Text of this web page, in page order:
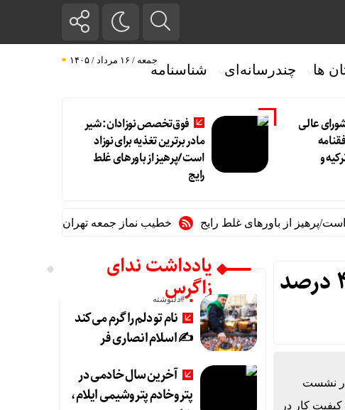
ها چندرسانه‌ای شناسنامه
جمعه / ۱۶ مرداد / ۱۴۰۵
عالی
و
فوق‌تخصص نوزادان: شیر
مادر برترین تغذیه برای نوزاد
است/پرهیز از باورهای غلط
رایج
از باورهای غلط رایج خطیب نماز جمعه تهران:در «جنگ اخیر»
معاون قوه قضاییه: میانگین کشوری صلح و سازش از ۳۰ به ۴۵ درصد
در نشست
کار در
یادداشت ندای
زاگرس
#دلنوشته
نام تو دلم را گرم می‌کند
✍️ اسلام انصاری فر
آخرین سال خادمی در
پتروخادم پتروشیمی ایلام،